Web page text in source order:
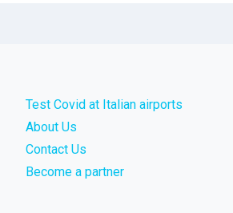
Test Covid at Italian airports
About Us
Contact Us
Become a partner